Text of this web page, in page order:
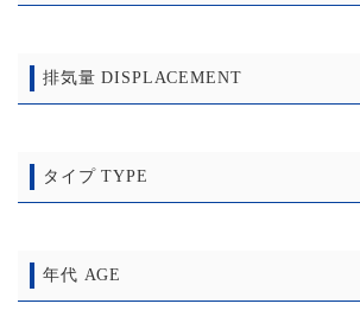
排気量 DISPLACEMENT
タイプ TYPE
年代 AGE